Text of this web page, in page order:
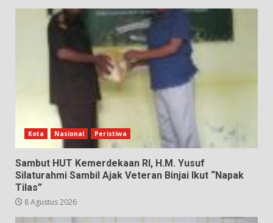
Kota Nasional Peristiwa
Sambut HUT Kemerdekaan RI, H.M. Yusuf
Silaturahmi Sambil Ajak Veteran Binjai Ikut “Napak
Tilas”
8 Agustus 2026